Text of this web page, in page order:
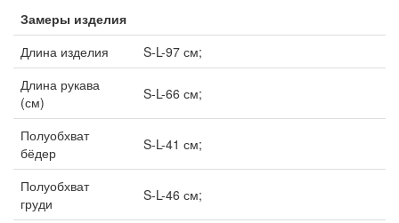
Замеры изделия
Длина изделия
S-L-97 см;
Длина рукава
(см)
S-L-66 см;
Полуобхват
бёдер
S-L-41 см;
Полуобхват
груди
S-L-46 см;